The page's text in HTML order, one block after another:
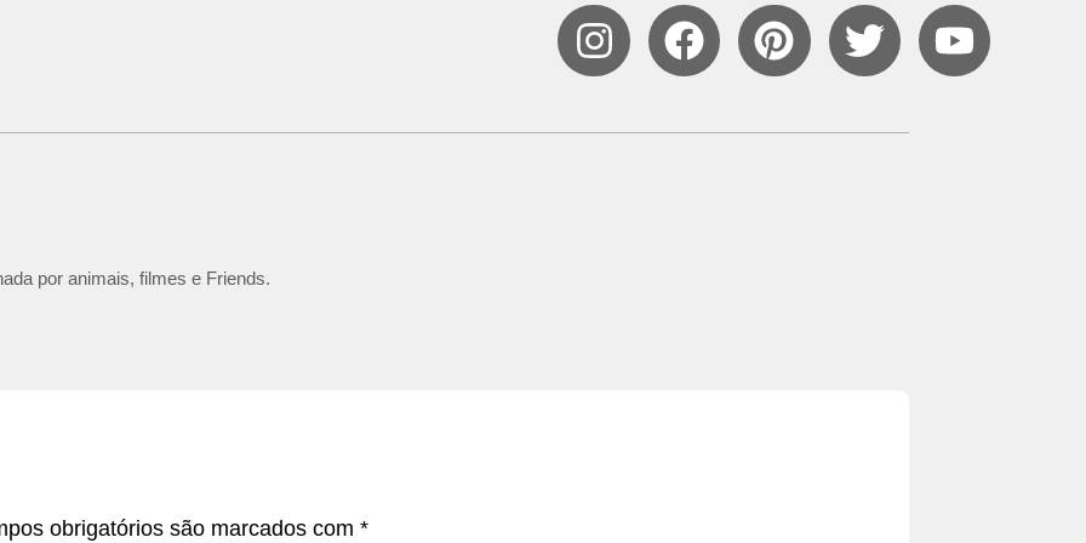
por animais, filmes e Friends.
obrigatórios são marcados com *